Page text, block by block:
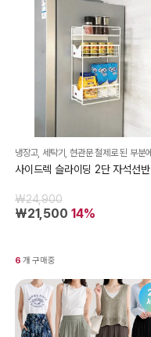
사이드렉 슬라이딩 2단 자석선반
₩24,900
₩21,500 14%
6 개 구매중